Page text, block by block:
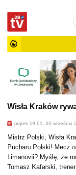
Wisła Kraków
piątek 19:01, 30 września
Mistrz Polski, Wisła
Pucharu Polski! Mecz
Limanovii? Myślę, że
Tomasz Kafarski, trener